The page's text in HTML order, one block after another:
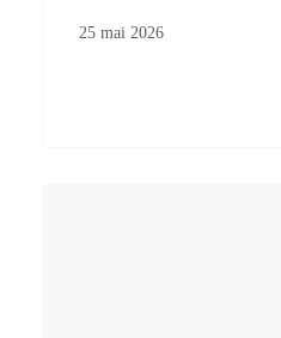
25 mai 2026